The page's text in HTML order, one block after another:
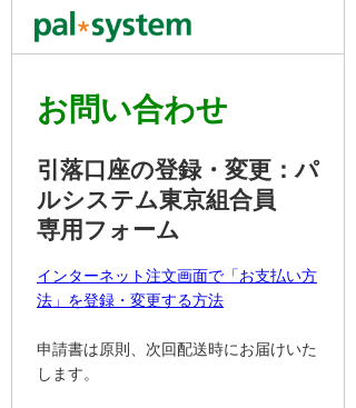
お問い合わせ
引落口座の登録・変更：パ
ルシステム東京組合員
専用フォーム
インターネット注文画面で「お支払い方
法」を登録・変更する方法
申請書は原則、次回配送時にお届けいた
します。